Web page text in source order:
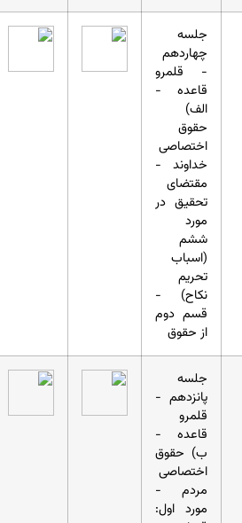
جلسه
چهاردهم
- قلمرو
قاعده -
الف)
حقوق
اختصاصی
خداوند -
مقتضای
تحقیق در
مورد
ششم
(اسباب
تحریم
نکاح) -
قسم دوم
از حقوق
جلسه
پانزدهم -
قلمرو
قاعده -
ب) حقوق
اختصاصی
مردم -
مورد اول: